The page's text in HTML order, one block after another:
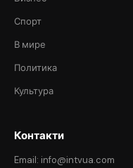
Спорт
В мире
Политика
Культура
Контакти
Email: info@intvua.com